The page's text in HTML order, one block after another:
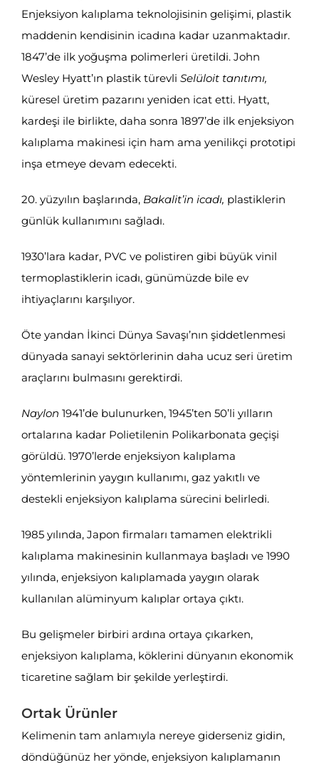
Enjeksiyon kalıplama teknolojisinin gelişimi, plastik
maddenin kendisinin icadına kadar uzanmaktadır.
1847’de ilk yoğuşma polimerleri üretildi. John
Wesley Hyatt’ın plastik türevli Selüloit tanıtımı,
küresel üretim pazarını yeniden icat etti. Hyatt,
kardeşi ile birlikte, daha sonra 1897’de ilk enjeksiyon
kalıplama makinesi için ham ama yenilikçi prototipi
inşa etmeye devam edecekti.
20. yüzyılın başlarında, Bakalit’in icadı, plastiklerin
günlük kullanımını sağladı.
1930’lara kadar, PVC ve polistiren gibi büyük vinil
termoplastiklerin icadı, günümüzde bile ev
ihtiyaçlarını karşılıyor.
Öte yandan İkinci Dünya Savaşı’nın şiddetlenmesi
dünyada sanayi sektörlerinin daha ucuz seri üretim
araçlarını bulmasını gerektirdi.
Naylon 1941’de bulunurken, 1945’ten 50’li yılların
ortalarına kadar Polietilenin Polikarbonata geçişi
görüldü. 1970’lerde enjeksiyon kalıplama
yöntemlerinin yaygın kullanımı, gaz yakıtlı ve
destekli enjeksiyon kalıplama sürecini belirledi.
1985 yılında, Japon firmaları tamamen elektrikli
kalıplama makinesinin kullanmaya başladı ve 1990
yılında, enjeksiyon kalıplamada yaygın olarak
kullanılan alüminyum kalıplar ortaya çıktı.
Bu gelişmeler birbiri ardına ortaya çıkarken,
enjeksiyon kalıplama, köklerini dünyanın ekonomik
ticaretine sağlam bir şekilde yerleştirdi.
Ortak Ürünler
Kelimenin tam anlamıyla nereye giderseniz gidin,
döndüğünüz her yönde, enjeksiyon kalıplamanın